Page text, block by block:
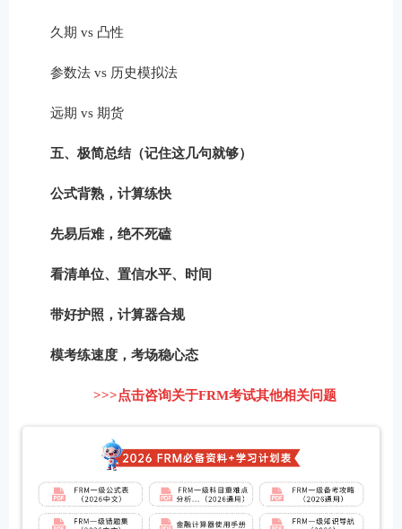
久期 vs 凸性
参数法 vs 历史模拟法
远期 vs 期货
五、极简总结（记住这几句就够）
公式背熟，计算练快
先易后难，绝不死磕
看清单位、置信水平、时间
带好护照，计算器合规
模考练速度，考场稳心态
>>>点击咨询关于FRM考试其他相关问题